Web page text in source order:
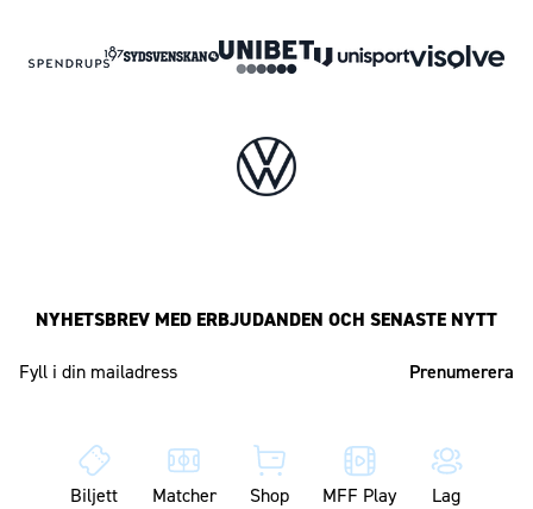
NYHETSBREV MED ERBJUDANDEN OCH SENASTE NYTT
Biljett Matcher Shop MFF Play Lag